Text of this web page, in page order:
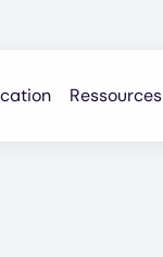
Ressources